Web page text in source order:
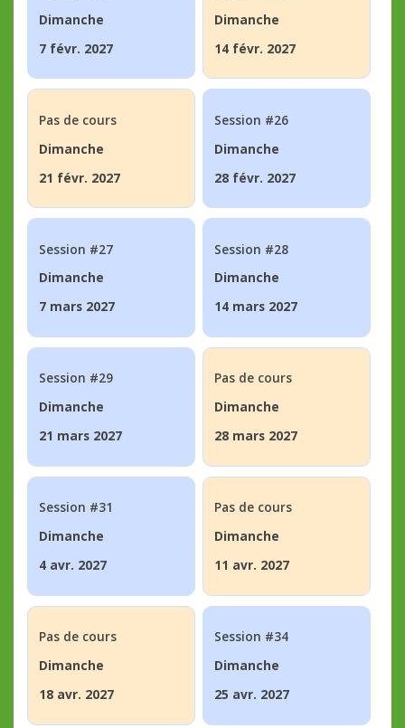
Dimanche
7 févr. 2027
Dimanche
14 févr. 2027
Pas de cours
Dimanche
21 févr. 2027
Session #26
Dimanche
28 févr. 2027
Session #27
Dimanche
7 mars 2027
Session #28
Dimanche
14 mars 2027
Session #29
Dimanche
21 mars 2027
Pas de cours
Dimanche
28 mars 2027
Session #31
Dimanche
4 avr. 2027
Pas de cours
Dimanche
11 avr. 2027
Pas de cours
Dimanche
18 avr. 2027
Session #34
Dimanche
25 avr. 2027